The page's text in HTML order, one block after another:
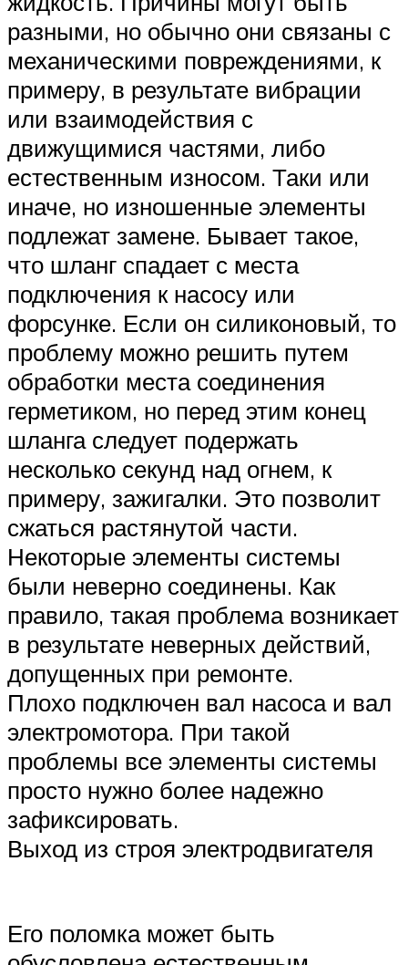
разными, но обычно они связаны с
механическими повреждениями, к
примеру, в результате вибрации
или взаимодействия с
движущимися частями, либо
естественным износом. Таки или
иначе, но изношенные элементы
подлежат замене. Бывает такое,
что шланг спадает с места
подключения к насосу или
форсунке. Если он силиконовый, то
проблему можно решить путем
обработки места соединения
герметиком, но перед этим конец
шланга следует подержать
несколько секунд над огнем, к
примеру, зажигалки. Это позволит
сжаться растянутой части.
Некоторые элементы системы
были неверно соединены. Как
правило, такая проблема возникает
в результате неверных действий,
допущенных при ремонте.
Плохо подключен вал насоса и вал
электромотора. При такой
проблемы все элементы системы
просто нужно более надежно
зафиксировать.
Выход из строя электродвигателя
Его поломка может быть